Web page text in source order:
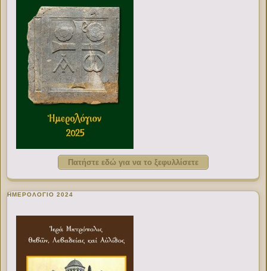
Πατήστε εδώ για να το ξεφυλλίσετε
ΗΜΕΡΟΛΟΓΙΟ 2024